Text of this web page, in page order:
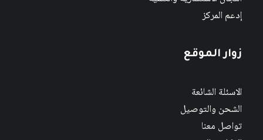
إدعم المركز
زوار الموقع
الاسئلة الشائعة
الشحن والتوصيل
تواصل معنا